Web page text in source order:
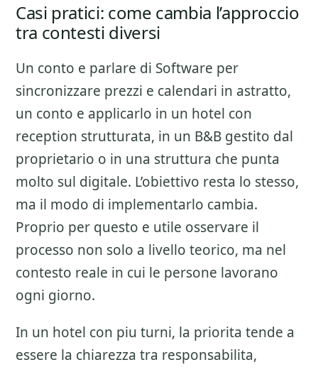
Casi pratici: come cambia l’approccio
tra contesti diversi
Un conto e parlare di Software per
sincronizzare prezzi e calendari in astratto,
un conto e applicarlo in un hotel con
reception strutturata, in un B&B gestito dal
proprietario o in una struttura che punta
molto sul digitale. L’obiettivo resta lo stesso,
ma il modo di implementarlo cambia.
Proprio per questo e utile osservare il
processo non solo a livello teorico, ma nel
contesto reale in cui le persone lavorano
ogni giorno.
In un hotel con piu turni, la priorita tende a
essere la chiarezza tra responsabilita,